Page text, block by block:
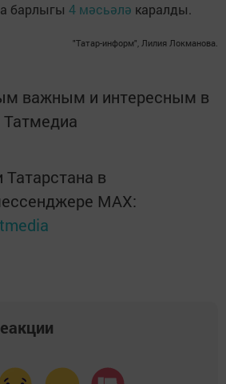
барлыгы 4 мәсьәлә каралды.
"Татар-информ", Лилия Локманова.
важным и интересным в
Татмедиа
Татарстана в
MАХ: